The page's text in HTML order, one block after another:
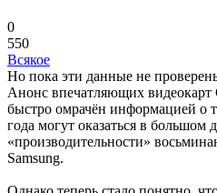
0
550
Всякое
Но пока эти данные не
Анонс впечатляющих
быстро омрачён информацией о
года могут оказаться в большом
«производительности»
Samsung.